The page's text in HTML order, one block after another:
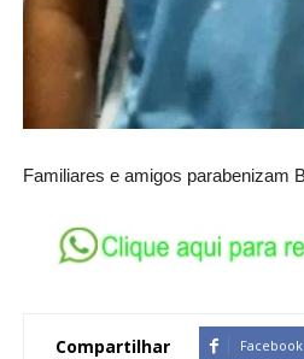
Familiares e amigos parabenizam
Compartilhar Facebook